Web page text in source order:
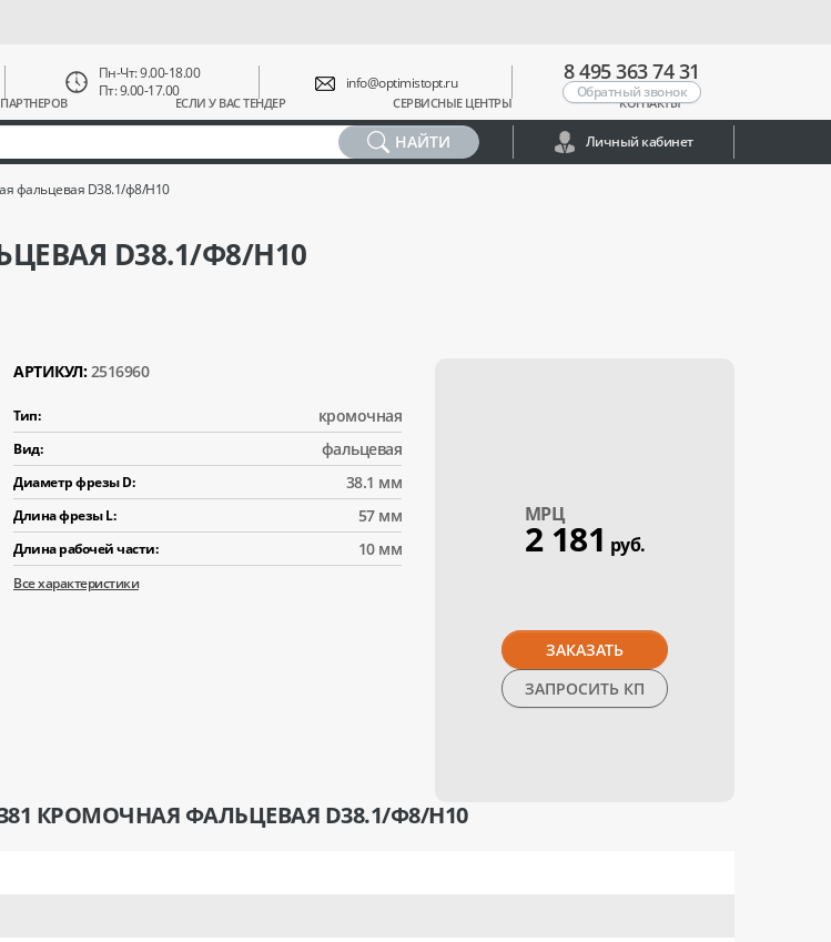
ЕСЛИ У ВАС ТЕНДЕР СЕРВИСНЫЕ ЦЕНТРЫ КОНТАКТЫ
Пн-Чт: 9.00-18.00
Пт: 9.00-17.00
info@optimistopt.ru 8 495 363 74 31
Обратный звонок
НАЙТИ Личный кабинет
фальцевая D38.1/ф8/H10
D38.1/Ф8/H10
АРТИКУЛ: 2516960
Тип: кромочная
Вид: фальцевая
Диаметр фрезы D: 38.1 мм
Длина фрезы L: 57 мм
Длина рабочей части: 10 мм
Все характеристики
МPЦ
2 181 руб.
ЗАКАЗАТЬ
ЗАПРОСИТЬ КП
КРОМОЧНАЯ ФАЛЬЦЕВАЯ D38.1/Ф8/H10